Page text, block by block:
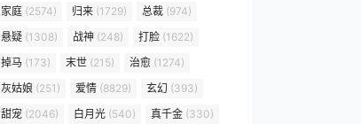
家庭 (2574) 归来 (1729) 总裁 (974)
悬疑 (1308) 战神 (248) 打脸 (1622)
掉马 (173) 末世 (215) 治愈 (1274)
灰姑娘 (251) 爱情 (8829) 玄幻 (393)
甜宠 (2046) 白月光 (540) 真千金 (330)